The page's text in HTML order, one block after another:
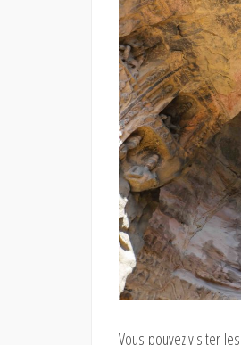
Vous pouvez visiter